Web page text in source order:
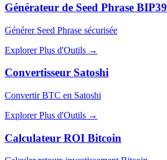
Générateur de Seed Phrase BIP39
Générer Seed Phrase sécurisée
Explorer Plus d'Outils →
Convertisseur Satoshi
Convertir BTC en Satoshi
Explorer Plus d'Outils →
Calculateur ROI Bitcoin